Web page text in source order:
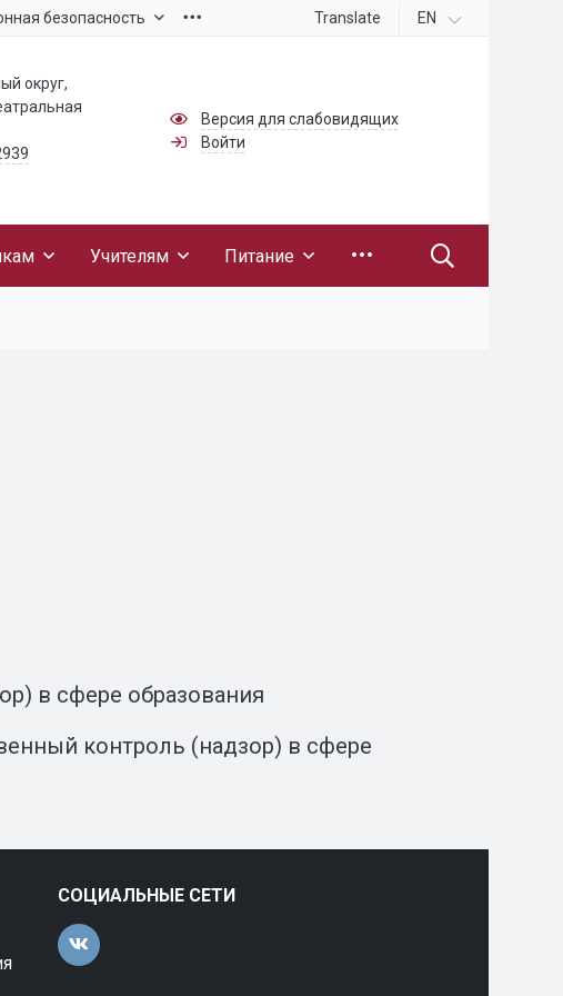
безопасность Translate EN
округ,
Версия для слабовидящих
Войти
Учителям Питание
в сфере образования
контроль (надзор) в сфере
СОЦИАЛЬНЫЕ СЕТИ